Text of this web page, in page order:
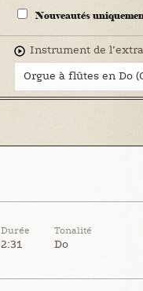
Nouveautés
Instrument de
Durée
2:31
Tonalité
Do